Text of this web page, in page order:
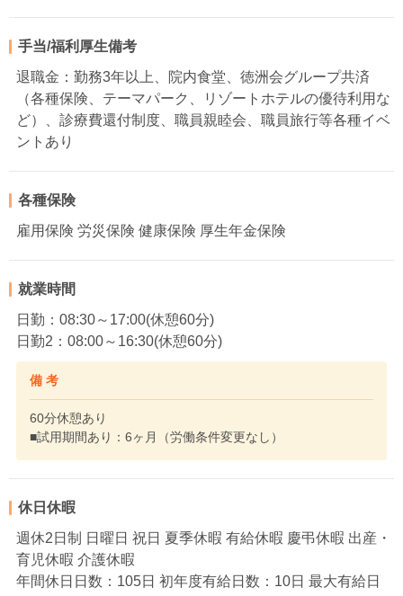
手当/福利厚生備考
退職金：勤務3年以上、院内食堂、徳洲会グループ共済
（各種保険、テーマパーク、リゾートホテルの優待利用な
ど）、診療費還付制度、職員親睦会、職員旅行等各種イベ
ントあり
各種保険
雇用保険 労災保険 健康保険 厚生年金保険
就業時間
日勤：08:30～17:00(休憩60分)
日勤2：08:00～16:30(休憩60分)
備 考
60分休憩あり
■試用期間あり：6ヶ月（労働条件変更なし）
休日休暇
週休2日制 日曜日 祝日 夏季休暇 有給休暇 慶弔休暇 出産・
育児休暇 介護休暇
年間休日日数：105日 初年度有給日数：10日 最大有給日